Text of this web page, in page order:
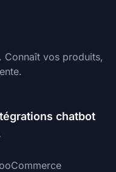
Connaît vos produits,
chatbot